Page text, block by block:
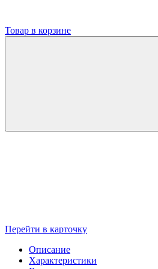
Товар в корзине
Перейти в карточку
Описание
Характеристики